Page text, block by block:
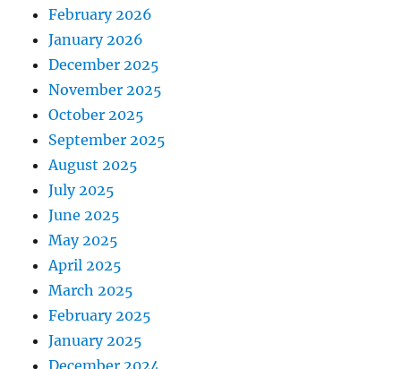
February 2026
January 2026
December 2025
November 2025
October 2025
September 2025
August 2025
July 2025
June 2025
May 2025
April 2025
March 2025
February 2025
January 2025